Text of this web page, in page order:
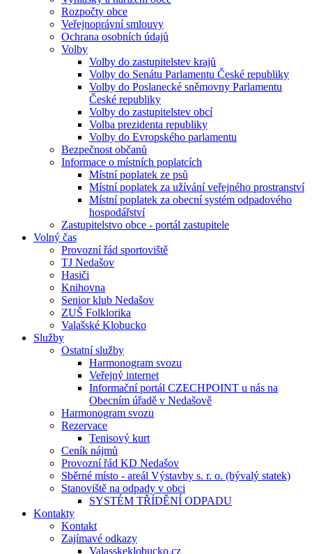
Rozpočty obce
Veřejnoprávní smlouvy
Ochrana osobních údajů
Volby
Volby do zastupitelstev krajů
Volby do Senátu Parlamentu České republiky
Volby do Poslanecké sněmovny Parlamentu
České republiky
Volby do zastupitelstev obcí
Volba prezidenta republiky
Volby do Evropského parlamentu
Bezpečnost občanů
Informace o místních poplatcích
Místní poplatek ze psů
Místní poplatek za užívání veřejného prostranství
Místní poplatek za obecní systém odpadového
hospodářství
Zastupitelstvo obce - portál zastupitele
Volný čas
Provozní řád sportoviště
TJ Nedašov
Hasiči
Knihovna
Senior klub Nedašov
ZUŠ Folklorika
Valašské Klobucko
Služby
Ostatní služby
Harmonogram svozu
Veřejný internet
Informační portál CZECHPOINT u nás na
Obecním úřadě v Nedašově
Harmonogram svozu
Rezervace
Tenisový kurt
Ceník nájmů
Provozní řád KD Nedašov
Sběrné místo - areál Výstavby s. r. o. (bývalý statek)
Stanoviště na odpady v obci
SYSTÉM TŘÍDĚNÍ ODPADU
Kontakty
Kontakt
Zajímavé odkazy
Valasskeklobucko.cz